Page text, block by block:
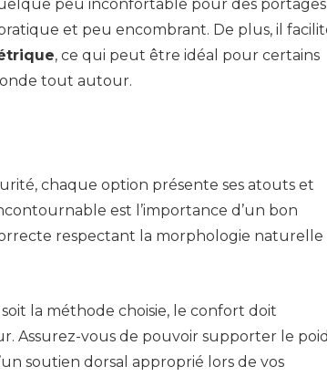
peu inconfortable pour des portages
et peu encombrant. De plus, il
, ce qui peut être idéal pour certains
tout autour.
chaque option présente ses atouts et
est l’importance d’un bon
respectant la morphologie naturelle
la méthode choisie, le confort doit
Assurez-vous de pouvoir supporter le
soutien dorsal approprié lors de vos